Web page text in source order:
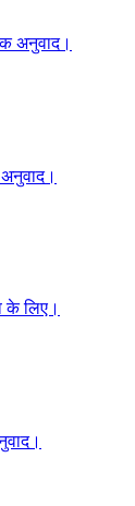
अनुवाद।
के लिए।